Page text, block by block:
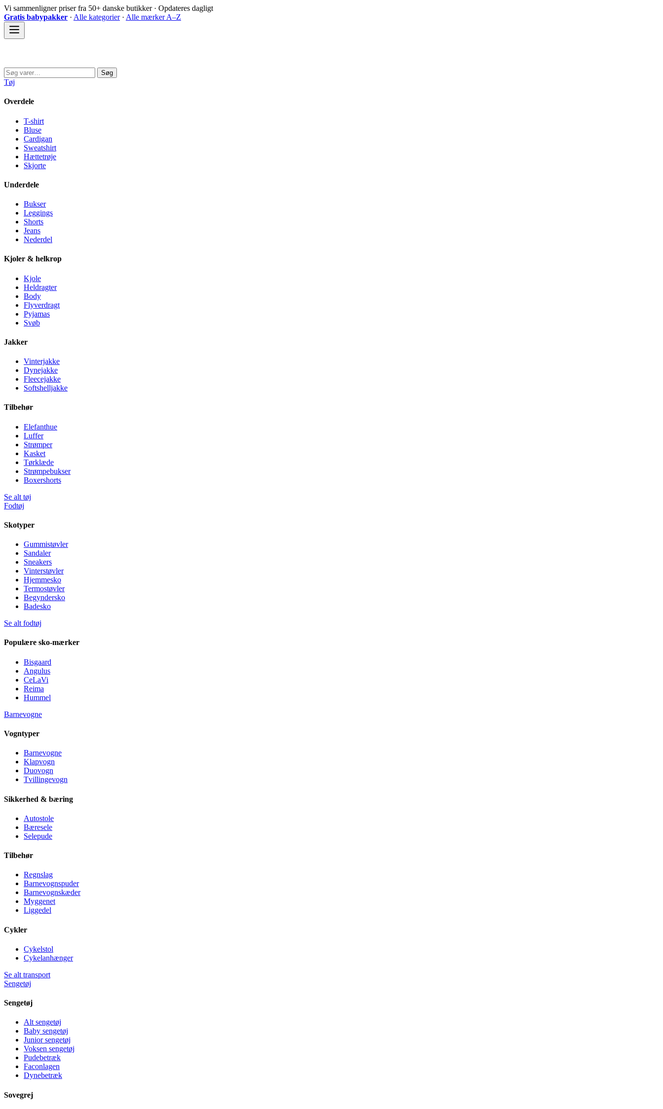
Spring
til
indhold
Vi sammenligner priser fra 50+ danske butikker · Opdateres dagligt
Gratis babypakker · Alle kategorier· Alle mærker A–Z
Søg
efter:
Søg
Tøj
Overdele
T-shirt
Bluse
Cardigan
Sweatshirt
Hættetrøje
Skjorte
Underdele
Bukser
Leggings
Shorts
Jeans
Nederdel
Kjoler & helkrop
Kjole
Heldragter
Body
Flyverdragt
Pyjamas
Svøb
Jakker
Vinterjakke
Dynejakke
Fleecejakke
Softshelljakke
Tilbehør
Elefanthue
Luffer
Strømper
Kasket
Tørklæde
Strømpebukser
Boxershorts
Se alt tøj
Fodtøj
Skotyper
Gummistøvler
Sandaler
Sneakers
Vinterstøvler
Hjemmesko
Termostøvler
Begyndersko
Badesko
Se alt fodtøj
Populære sko-mærker
Bisgaard
Angulus
CeLaVi
Reima
Hummel
Barnevogne
Vogntyper
Barnevogne
Klapvogn
Duovogn
Tvillingevogn
Sikkerhed & bæring
Autostole
Bæresele
Selepude
Tilbehør
Regnslag
Barnevognspuder
Barnevognskæder
Myggenet
Liggedel
Cykler
Cykelstol
Cykelanhænger
Se alt transport
Sengetøj
Sengetøj
Alt sengetøj
Baby sengetøj
Junior sengetøj
Voksen sengetøj
Pudebetræk
Faconlagen
Dynebetræk
Sovegrej